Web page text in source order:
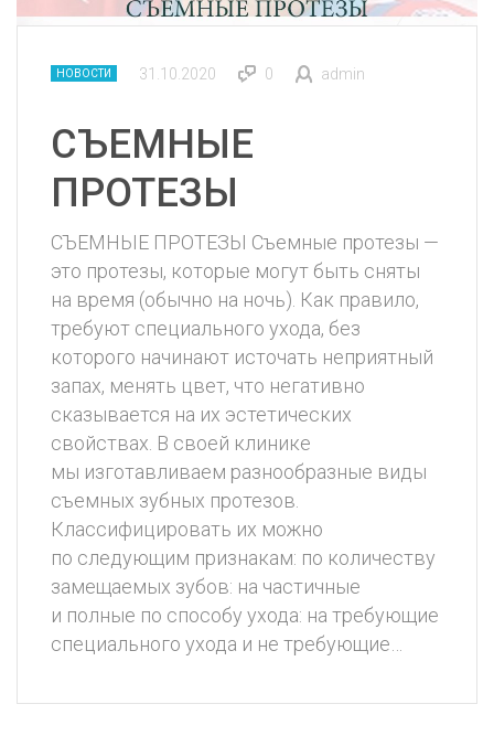
НОВОСТИ 31.10.2020 0 admin
СЪЕМНЫЕ
ПРОТЕЗЫ
СЪЕМНЫЕ ПРОТЕЗЫ Съемные протезы —
это протезы, которые могут быть сняты
на время (обычно на ночь). Как правило,
требуют специального ухода, без
которого начинают источать неприятный
запах, менять цвет, что негативно
сказывается на их эстетических
свойствах. В своей клинике
мы изготавливаем разнообразные виды
съемных зубных протезов.
Классифицировать их можно
по следующим признакам: по количеству
замещаемых зубов: на частичные
и полные по способу ухода: на требующие
специального ухода и не требующие…